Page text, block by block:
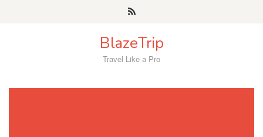
BlazeTrip
Travel Like a Pro